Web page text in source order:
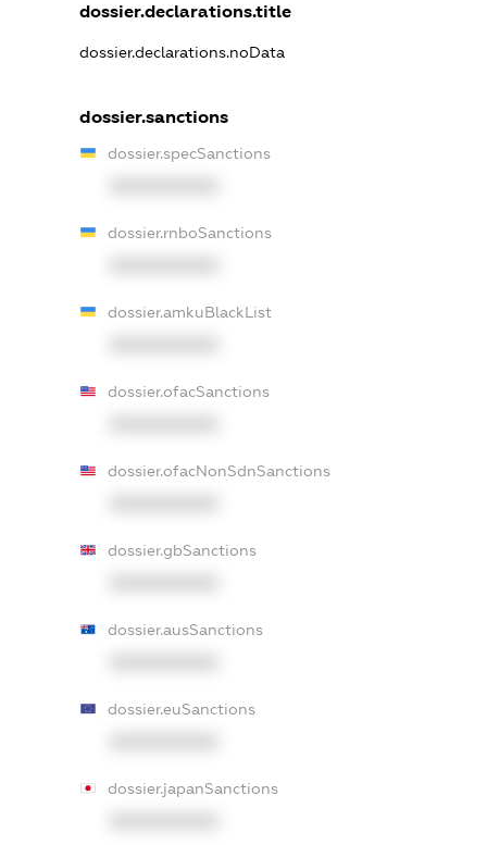
dossier.declarations.title
dossier.declarations.noData
dossier.sanctions
dossier.specSanctions
dossier.rnboSanctions
dossier.amkuBlackList
dossier.ofacSanctions
dossier.ofacNonSdnSanctions
dossier.gbSanctions
dossier.ausSanctions
dossier.euSanctions
dossier.japanSanctions